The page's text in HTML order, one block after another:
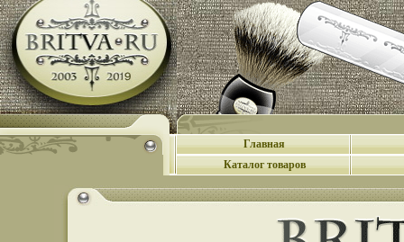
Главная
Каталог товаров